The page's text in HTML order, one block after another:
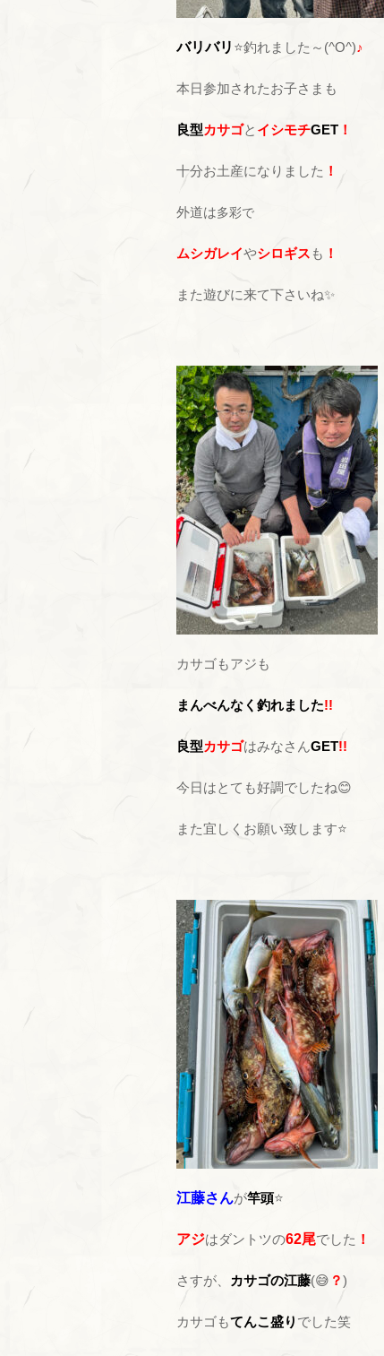
バリバリ ⭐釣れました～(^O^)♪
本日参加されたお子さまも
良型カサゴと イシモチGET ！
十分お土産になりました ！
外道は多彩で
ムシガレイやシロギス も ！
また遊びに来て下さいね✨
カサゴもアジも
まんべんなく釣れました!!
良型カサゴはみなさんGET!!
今日はとても好調でしたね😊
また宜しくお願い致します⭐
江藤さんが竿頭⭐
アジはダントツの62尾でした ！
さすが、 カサゴの江藤(😅 ？)
カサゴもてんこ盛り でした笑